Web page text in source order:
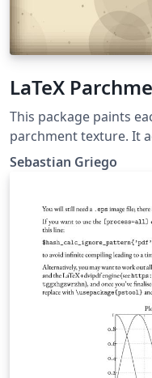
LaTeX
This package paints
parchment texture. It
vignette, faint stains,
You can choose from
Sebastian Griego